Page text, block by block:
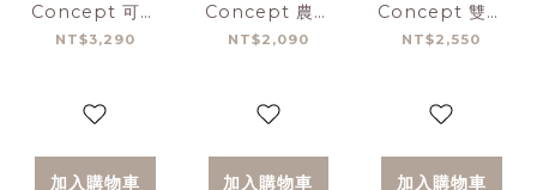
Concept 可調
高度兒童椅凳
NT$3,290
加入購物車
Concept 農場
動物小火車
NT$2,090
加入購物車
Concept 雙層
巴士
NT$2,550
加入購物車